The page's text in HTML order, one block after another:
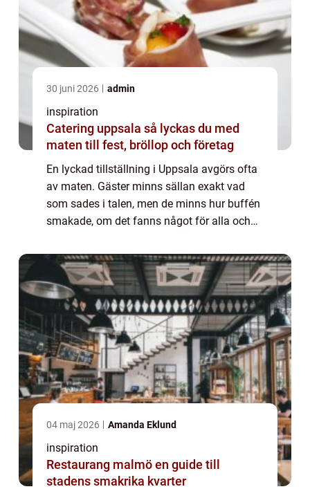
30 juni 2026 admin
inspiration
Catering uppsala så lyckas du med
maten till fest, bröllop och företag
En lyckad tillställning i Uppsala avgörs ofta
av maten. Gäster minns sällan exakt vad
som sades i talen, men de minns hur buffén
smakade, om det fanns något för alla och
väljer Catering Uppsala handlar det där...
04 maj 2026 Amanda Eklund
inspiration
Restaurang malmö en guide till
stadens smakrika kvarter